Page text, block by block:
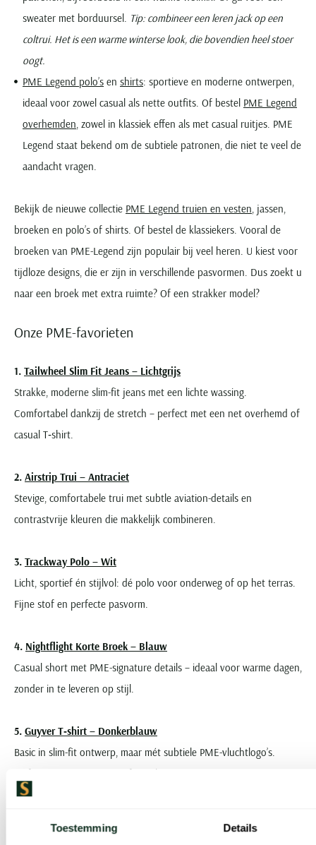
Toestemming Details
sweater met borduursel. Tip: combineer een leren jack op een
coltrui. Het is een warme winterse look, die bovendien heel stoer
oogt.
PME Legend polo’s en shirts: sportieve en moderne ontwerpen,
ideaal voor zowel casual als nette outfits. Of bestel PME Legend
overhemden , zowel in klassiek effen als met casual ruitjes. PME
Legend staat bekend om de subtiele patronen, die niet te veel de
aandacht vragen.
Bekijk de nieuwe collectie PME Legend truien en vesten , jassen,
broeken en polo’s of shirts. Of bestel de klassiekers. Vooral de
broeken van PME-Legend zijn populair bij veel heren. U kiest voor
tijdloze designs, die er zijn in verschillende pasvormen. Dus zoekt u
naar een broek met extra ruimte? Of een strakker model?
Onze PME-favorieten
1. Tailwheel Slim Fit Jeans – Lichtgrijs
Strakke, moderne slim-fit jeans met een lichte wassing.
Comfortabel dankzij de stretch – perfect met een net overhemd of
casual T‑shirt.
2. Airstrip Trui – Antraciet
Stevige, comfortabele trui met subtle aviation-details en
contrastvrije kleuren die makkelijk combineren.
3. Trackway Polo – Wit
Licht, sportief én stijlvol: dé polo voor onderweg of op het terras.
Fijne stof en perfecte pasvorm.
4. Nightflight Korte Broek – Blauw
Casual short met PME-signature details – ideaal voor warme dagen,
zonder in te leveren op stijl.
5. Guyver T‑shirt – Donkerblauw
Basic in slim-fit ontwerp, maar mét subtiele PME-vluchtlogo’s.
Perfect om mee te mixen of matchen.
Zo zit de broek heel comfortabel, terwijl deze toch mooi in model is.